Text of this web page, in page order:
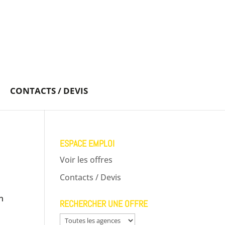
CONTACTS / DEVIS
ESPACE EMPLOI
Voir les offres
Contacts / Devis
RECHERCHER UNE OFFRE